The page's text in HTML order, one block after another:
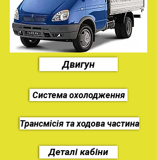
Двигун
Система охолодження
Трансмісія та ходова частина
Деталі кабіни